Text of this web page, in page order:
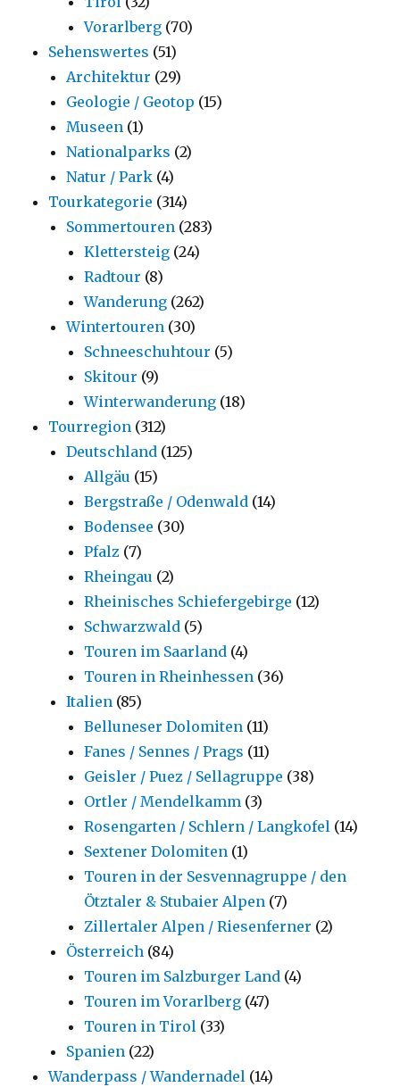
Vorarlberg (70)
Sehenswertes (51)
Architektur (29)
Geologie / Geotop (15)
Museen (1)
Nationalparks (2)
Natur / Park (4)
Tourkategorie (314)
Sommertouren (283)
Klettersteig (24)
Radtour (8)
Wanderung (262)
Wintertouren (30)
Schneeschuhtour (5)
Skitour (9)
Winterwanderung (18)
Tourregion (312)
Deutschland (125)
Allgäu (15)
Bergstraße / Odenwald (14)
Bodensee (30)
Pfalz (7)
Rheingau (2)
Rheinisches Schiefergebirge (12)
Schwarzwald (5)
Touren im Saarland (4)
Touren in Rheinhessen (36)
Italien (85)
Belluneser Dolomiten (11)
Fanes / Sennes / Prags (11)
Geisler / Puez / Sellagruppe (38)
Ortler / Mendelkamm (3)
Rosengarten / Schlern / Langkofel (14)
Sextener Dolomiten (1)
Touren in der Sesvennagruppe / den
Ötztaler & Stubaier Alpen (7)
Zillertaler Alpen / Riesenferner (2)
Österreich (84)
Touren im Salzburger Land (4)
Touren im Vorarlberg (47)
Touren in Tirol (33)
Spanien (22)
Wanderpass / Wandernadel (14)